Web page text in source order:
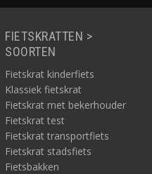
FIETSKRATTEN >
SOORTEN
Fietskrat kinderfiets
Klassiek fietskrat
Fietskrat met bekerhouder
Fietskrat test
Fietskrat transportfiets
Fietskrat stadsfiets
Fietsbakken